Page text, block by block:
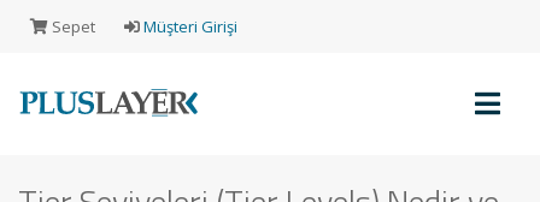
Sepet Müşteri Girişi